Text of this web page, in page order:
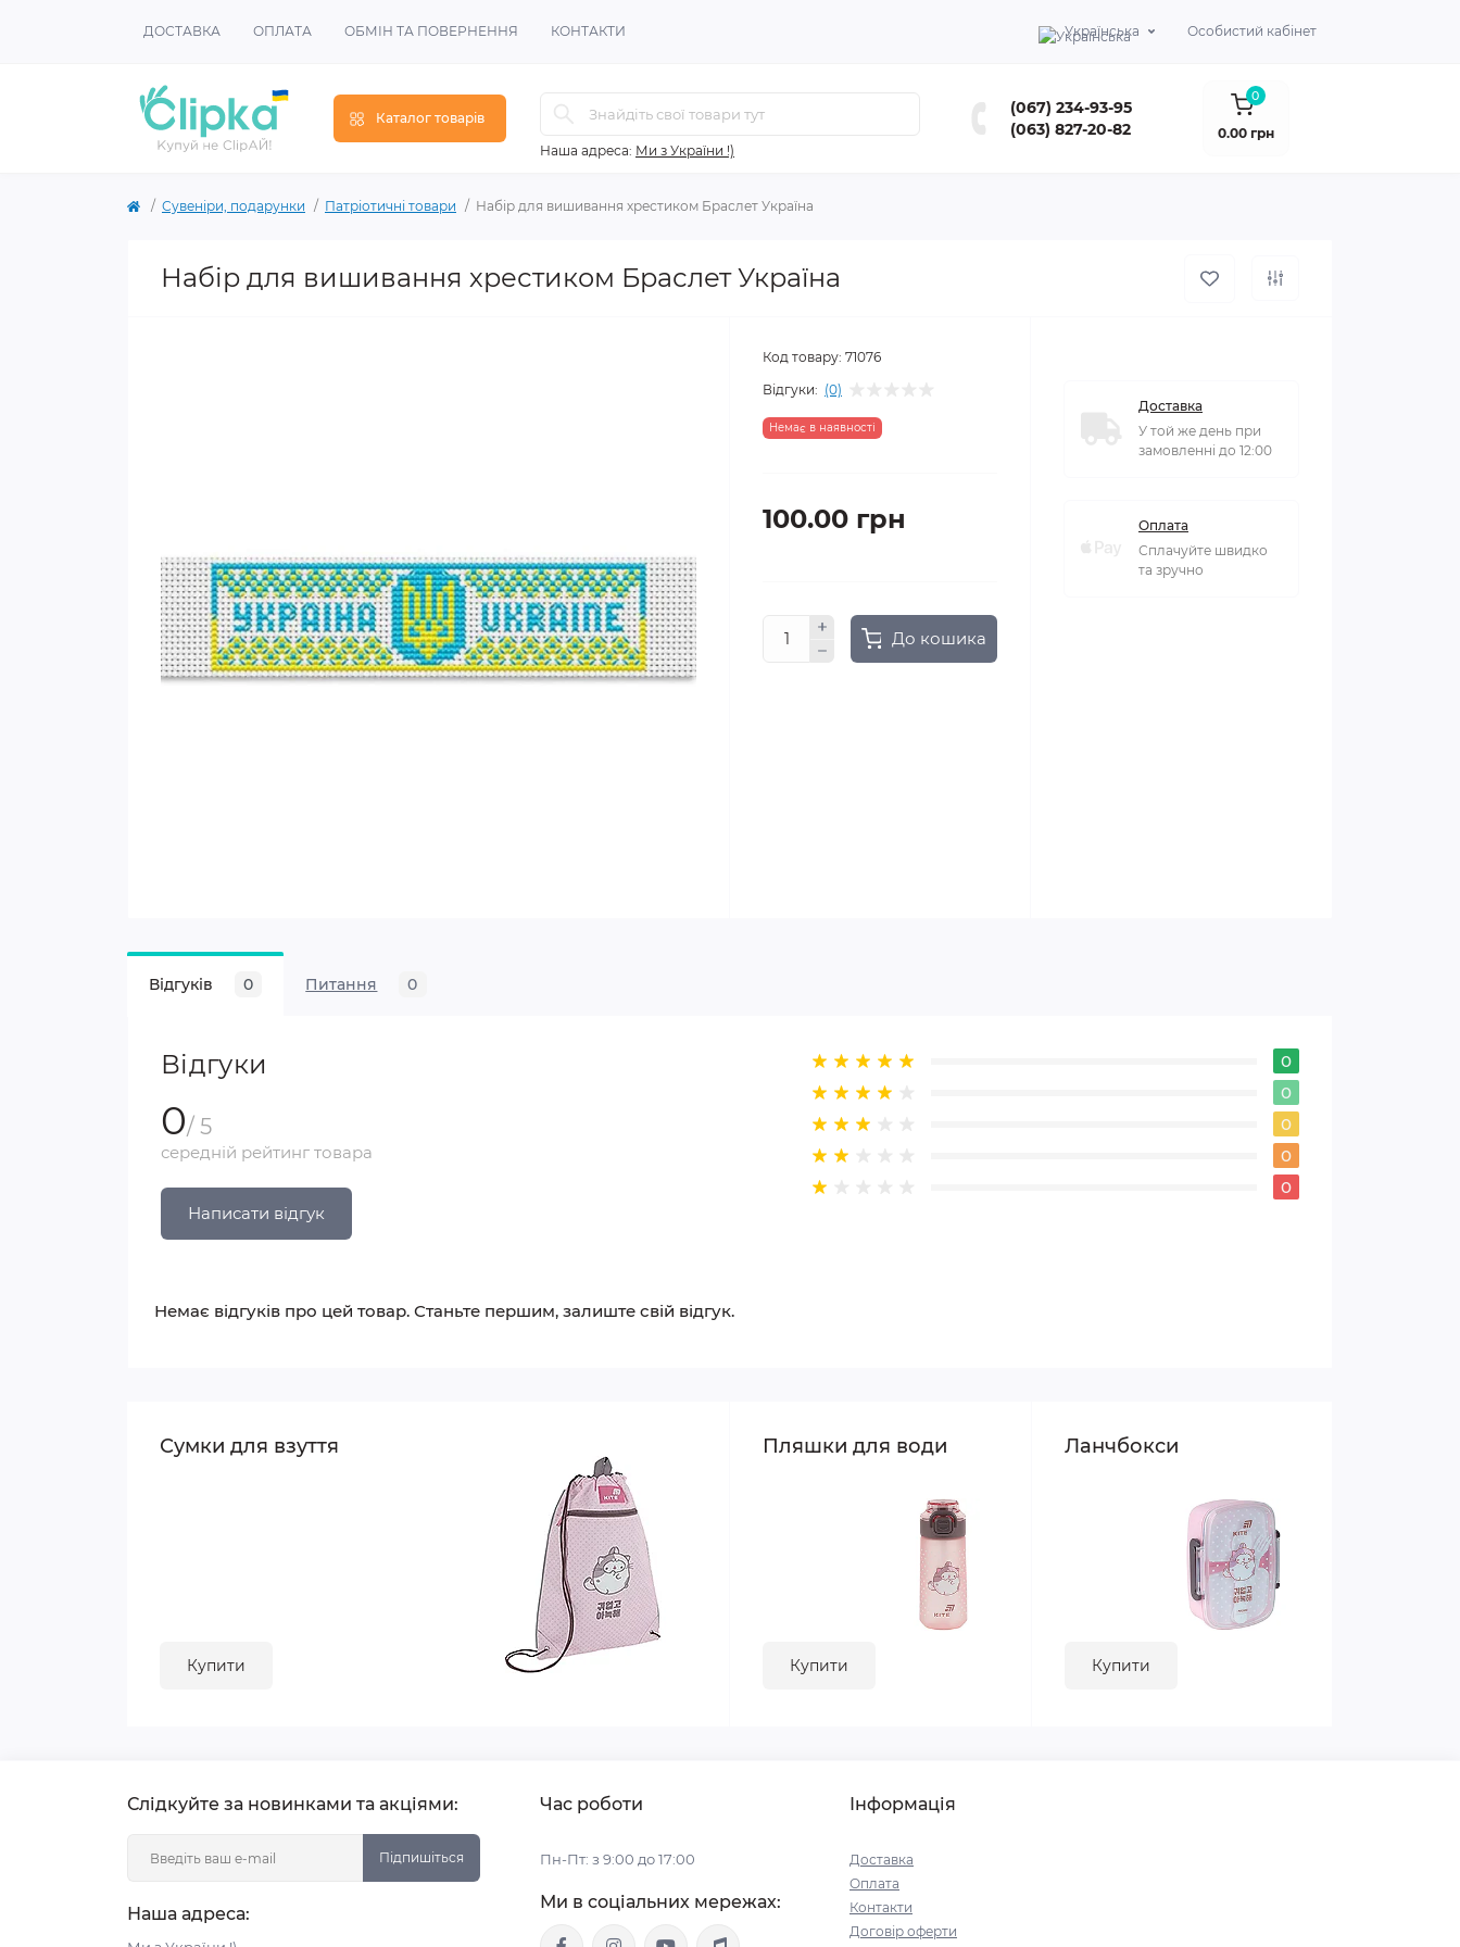
ДОСТАВКА ОПЛАТА ОБМІН ТА ПОВЕРНЕННЯ КОНТАКТИ Українська Особистий кабінет
Каталог товарів
Наша адреса: Ми з України !)
(067) 234-93-95
(063) 827-20-82
0
0.00 грн
Сувеніри, подарунки Патріотичні товари Набір для вишивання хрестиком Браслет Україна
Набір для вишивання хрестиком Браслет Україна
Код товару: 71076
Відгуки: (0)
Немає в наявності
100.00 грн
До кошика
Доставка
У той же день при
замовленні до 12:00
Оплата
Сплачуйте швидко
та зручно
Відгуків 0 Питання 0
Відгуки
0/ 5
середній рейтинг товара
Написати відгук
0
0
0
0
0
Немає відгуків про цей товар. Станьте першим, залиште свій відгук.
Сумки для взуття
Купити
Пляшки для води
Купити
Ланчбокси
Купити
Слідкуйте за новинками та акціями:
Підпишіться
Наша адреса:
Час роботи
Пн-Пт: з 9:00 до 17:00
Ми в соціальних мережах:
Інформація
Доставка
Оплата
Контакти
Договір оферти